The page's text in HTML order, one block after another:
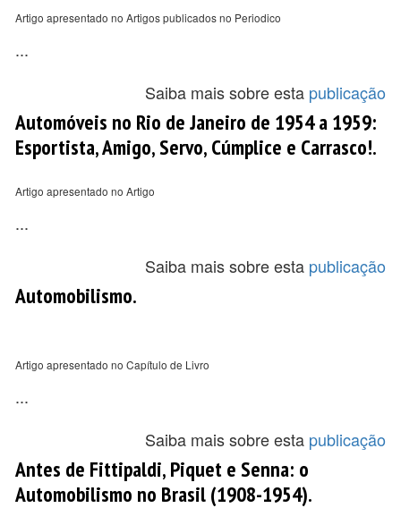
Artigo apresentado no Artigos publicados no Periodico
...
Saiba mais sobre esta publicação
Automóveis no Rio de Janeiro de 1954 a 1959:
Esportista, Amigo, Servo, Cúmplice e Carrasco!.
Artigo apresentado no Artigo
...
Saiba mais sobre esta publicação
Automobilismo.
Artigo apresentado no Capítulo de Livro
...
Saiba mais sobre esta publicação
Antes de Fittipaldi, Piquet e Senna: o
Automobilismo no Brasil (1908-1954).